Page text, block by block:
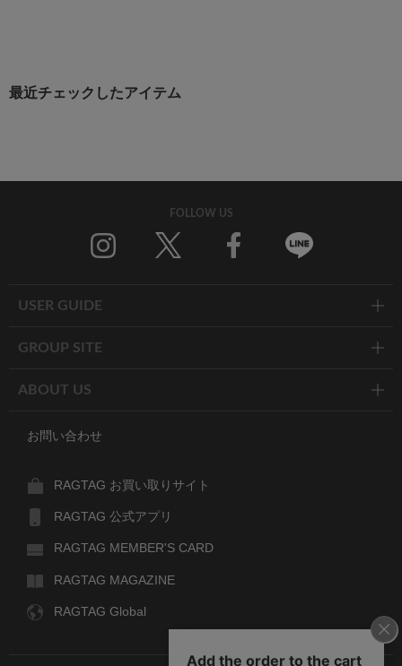
最近チェックしたアイテム
FOLLOW US
USER GUIDE
GROUP SITE
ABOUT US
お問い合わせ
RAGTAG お買い取りサイト
RAGTAG 公式アプリ
RAGTAG MEMBER'S CARD
RAGTAG MAGAZINE
RAGTAG Global